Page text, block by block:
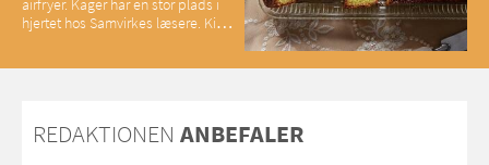
airfryer. Kager har en stor plads i
hjertet hos Samvirkes læsere. Kig
REDAKTIONEN ANBEFALER